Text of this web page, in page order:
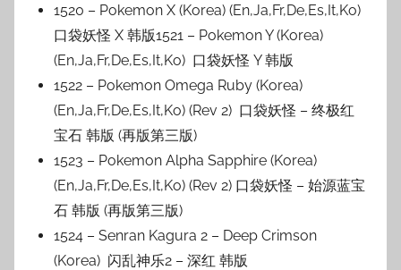
1520 – Pokemon X (Korea) (En,Ja,Fr,De,Es,It,Ko)
口袋妖怪 X 韩版1521 – Pokemon Y (Korea)
(En,Ja,Fr,De,Es,It,Ko) 口袋妖怪 Y 韩版
1522 – Pokemon Omega Ruby (Korea)
(En,Ja,Fr,De,Es,It,Ko) (Rev 2) 口袋妖怪 – 终极红
宝石 韩版 (再版第三版)
1523 – Pokemon Alpha Sapphire (Korea)
(En,Ja,Fr,De,Es,It,Ko) (Rev 2) 口袋妖怪 – 始源蓝宝
石 韩版 (再版第三版)
1524 – Senran Kagura 2 – Deep Crimson
(Korea) 闪乱神乐2 – 深红 韩版